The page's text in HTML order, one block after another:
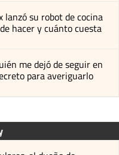
lanzó su robot de cocina
hacer y cuánto cuesta
me dejó de seguir en
para averiguarlo